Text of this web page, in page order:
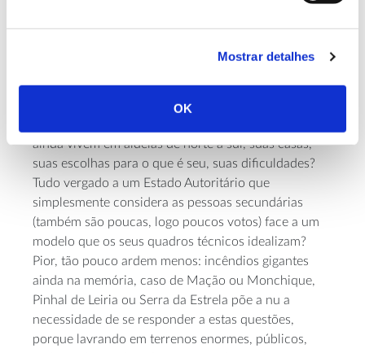
Mostrar detalhes
OK
aspetos: restritos a grandes proprietários, rentismo e
É mesmo isto que desejamos? E os sentimentos de
pertença, as atividades tradicionais e suas
ainda vivem em aldeias de norte a sul, suas casas,
suas escolhas para o que é seu, suas dificuldades?
Tudo vergado a um Estado Autoritário que
simplesmente considera as pessoas secundárias
(também são poucas, logo poucos votos) face a um
modelo que os seus quadros técnicos idealizam?
Pior, tão pouco ardem menos: incêndios gigantes
ainda na memória, caso de Mação ou Monchique,
Pinhal de Leiria ou Serra da Estrela põe a nu a
necessidade de se responder a estas questões,
porque lavrando em terrenos enormes, públicos,